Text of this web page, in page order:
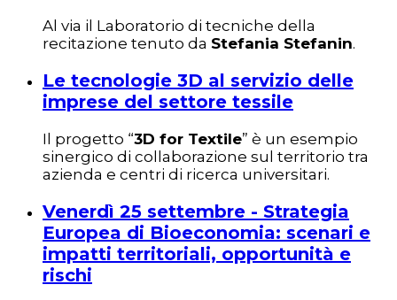
Al via il Laboratorio di tecniche della
recitazione tenuto da Stefania Stefanin.
Le tecnologie 3D al servizio delle
imprese del settore tessile
Il progetto “3D for Textile” è un esempio
sinergico di collaborazione sul territorio tra
azienda e centri di ricerca universitari.
Venerdì 25 settembre - Strategia
Europea di Bioeconomia: scenari e
impatti territoriali, opportunità e
rischi